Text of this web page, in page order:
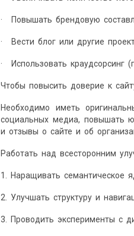
· Повышать брендовую
· Вести блог или другие
· Использовать краудсорсинг
Чтобы повысить доверие к
Необходимо иметь
социальных медиа, повышать
и отзывы о сайте и об
Работать над всесторонним
1. Наращивать семантическое
2. Улучшать структуру и
3. Проводить эксперименты с